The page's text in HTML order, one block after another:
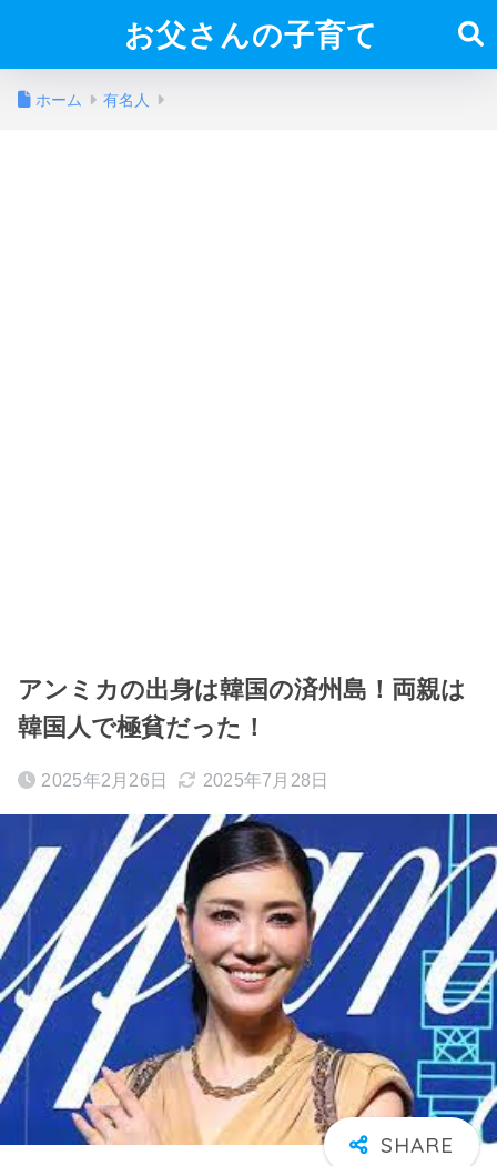
お父さんの子育て
ホーム 有名人
アンミカの出身は韓国の済州島！両親は
韓国人で極貧だった！
2025年2月26日 2025年7月28日